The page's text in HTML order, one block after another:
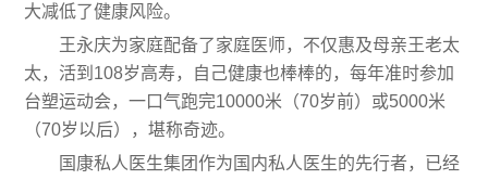
大减低了健康风险。
王永庆为家庭配备了家庭医师，不仅惠及母亲王老太
太，活到108岁高寿，自己健康也棒棒的，每年准时参加
台塑运动会，一口气跑完10000米（70岁前）或5000米
（70岁以后），堪称奇迹。
国康私人医生集团作为国内私人医生的先行者，已经